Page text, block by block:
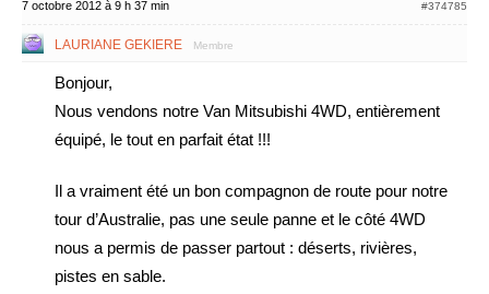
7 octobre 2012 à 9 h 37 min #374785
LAURIANE GEKIERE Membre
Bonjour,
Nous vendons notre Van Mitsubishi 4WD, entièrement
équipé, le tout en parfait état !!!
Il a vraiment été un bon compagnon de route pour notre
tour d’Australie, pas une seule panne et le côté 4WD
nous a permis de passer partout : déserts, rivières,
pistes en sable.